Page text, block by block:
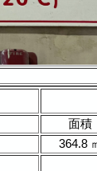
面積
364.8